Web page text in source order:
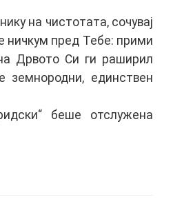
на чистотата, сочувај
ничкум пред Тебе: прими
Дрвото Си ги раширил
единствен
беше отслужена